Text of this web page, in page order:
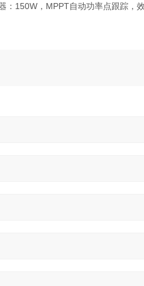
150W，MPPT自动功率点跟踪，